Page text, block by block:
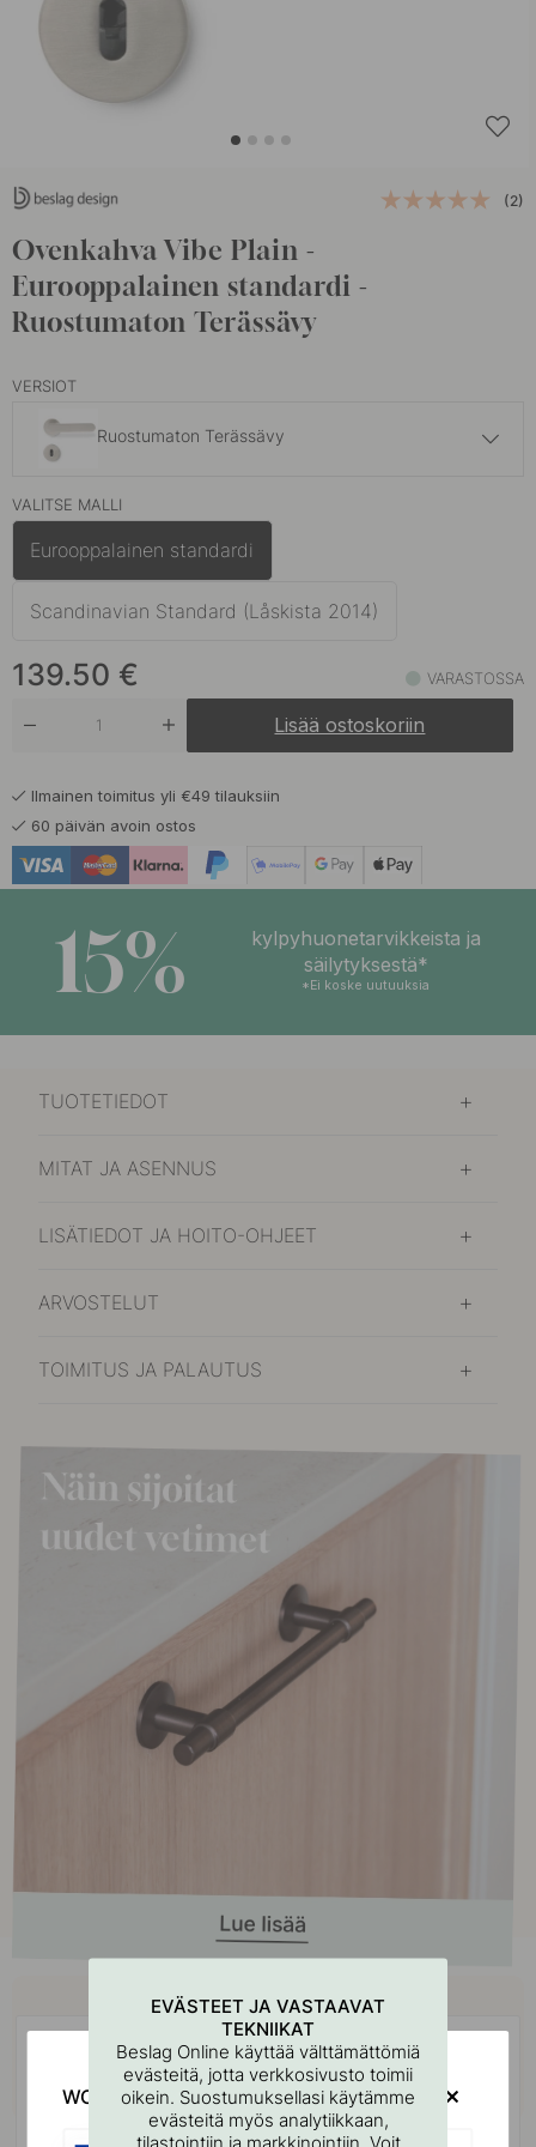
(2)
Ovenkahva Vibe Plain -
Eurooppalainen standardi -
Ruostumaton Terässävy
VERSIOT
Ruostumaton Terässävy
Musta
Tumma Pronssi
VALITSE MALLI
Eurooppalainen standardi
Scandinavian Standard (Låskista 2014)
139.50 € VARASTOSSA
Lisää ostoskoriin
Ilmainen toimitus yli €49 tilauksiin
60 päivän avoin ostos
15%
kylpyhuonetarvikkeista ja
säilytyksestä*
*Ei koske uutuuksia
TUOTETIEDOT
MITAT JA ASENNUS
LISÄTIEDOT JA HOITO-OHJEET
ARVOSTELUT
TOIMITUS JA PALAUTUS
Osta yhdessä
EVÄSTEET JA VASTAAVAT
TEKNIIKAT
Beslag Online käyttää välttämättömiä
evästeitä, jotta verkkosivusto toimii
oikein. Suostumuksellasi käytämme
evästeitä myös analytiikkaan,
tilastointiin ja markkinointiin. Voit
WOULD YOU RATHER VISIT?